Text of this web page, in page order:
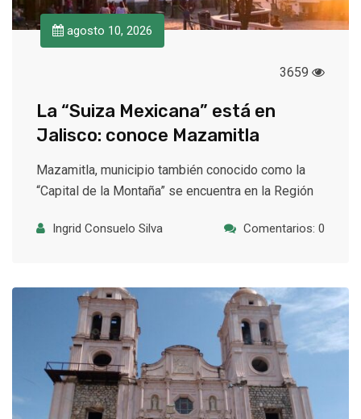
agosto 10, 2026
3659
La “Suiza Mexicana” está en
Jalisco: conoce Mazamitla
Mazamitla, municipio también conocido como la
“Capital de la Montaña” se encuentra en la Región
Ingrid Consuelo Silva Comentarios: 0